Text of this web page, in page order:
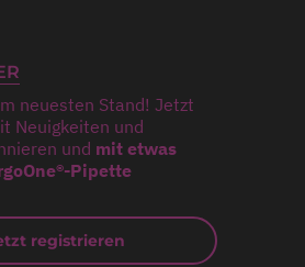
neuesten Stand! Jetzt
Neuigkeiten und
und mit etwas
Pipette
registrieren